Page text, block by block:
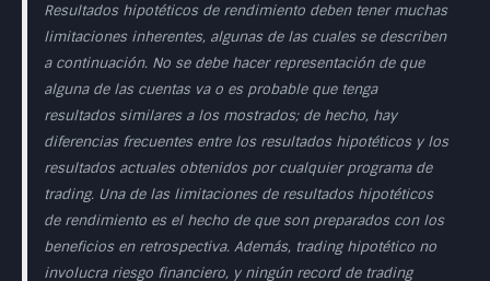
Resultados hipotéticos de rendimiento deben tener muchas
limitaciones inherentes, algunas de las cuales se describen
a continuación. No se debe hacer representación de que
alguna de las cuentas va o es probable que tenga
resultados similares a los mostrados; de hecho, hay
diferencias frecuentes entre los resultados hipotéticos y los
resultados actuales obtenidos por cualquier programa de
trading. Una de las limitaciones de resultados hipotéticos
de rendimiento es el hecho de que son preparados con los
beneficios en retrospectiva. Además, trading hipotético no
involucra riesgo financiero, y ningún record de trading